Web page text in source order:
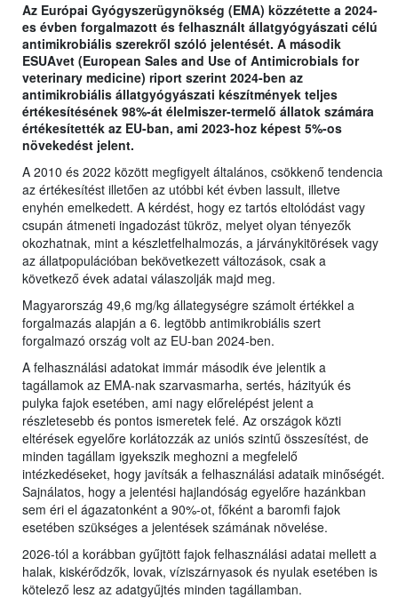
Az Európai Gyógyszerügynökség (EMA) közzétette a 2024-
es évben forgalmazott és felhasznált állatgyógyászati célú
antimikrobiális szerekről szóló jelentését. A második
ESUAvet (European Sales and Use of Antimicrobials for
veterinary medicine) riport szerint 2024-ben az
antimikrobiális állatgyógyászati készítmények teljes
értékesítésének 98%-át élelmiszer-termelő állatok számára
értékesítették az EU-ban, ami 2023-hoz képest 5%-os
növekedést jelent.
A 2010 és 2022 között megfigyelt általános, csökkenő tendencia
az értékesítést illetően az utóbbi két évben lassult, illetve
enyhén emelkedett. A kérdést, hogy ez tartós eltolódást vagy
csupán átmeneti ingadozást tükröz, melyet olyan tényezők
okozhatnak, mint a készletfelhalmozás, a járványkitörések vagy
az állatpopulációban bekövetkezett változások, csak a
következő évek adatai válaszolják majd meg.
Magyarország 49,6 mg/kg állategységre számolt értékkel a
forgalmazás alapján a 6. legtöbb antimikrobiális szert
forgalmazó ország volt az EU-ban 2024-ben.
A felhasználási adatokat immár második éve jelentik a
tagállamok az EMA-nak szarvasmarha, sertés, házityúk és
pulyka fajok esetében, ami nagy előrelépést jelent a
részletesebb és pontos ismeretek felé. Az országok közti
eltérések egyelőre korlátozzák az uniós szintű összesítést, de
minden tagállam igyekszik meghozni a megfelelő
intézkedéseket, hogy javítsák a felhasználási adataik minőségét.
Sajnálatos, hogy a jelentési hajlandóság egyelőre hazánkban
sem éri el ágazatonként a 90%-ot, főként a baromfi fajok
esetében szükséges a jelentések számának növelése.
2026-tól a korábban gyűjtött fajok felhasználási adatai mellett a
halak, kiskérődzők, lovak, víziszárnyasok és nyulak esetében is
kötelező lesz az adatgyűjtés minden tagállamban.